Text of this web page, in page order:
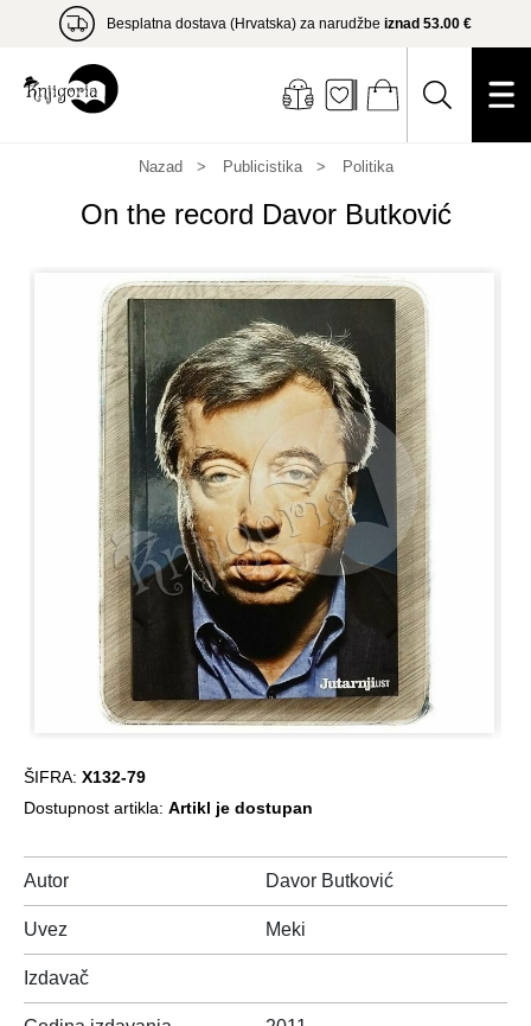
Besplatna dostava (Hrvatska) za narudžbe iznad 53.00 €
Nazad Publicistika Politika
On the record Davor Butković
ŠIFRA: X132-79
Dostupnost artikla: Artikl je dostupan
Autor Davor Butković
Uvez Meki
Izdavač